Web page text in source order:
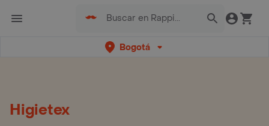
Bogotá
Higietex